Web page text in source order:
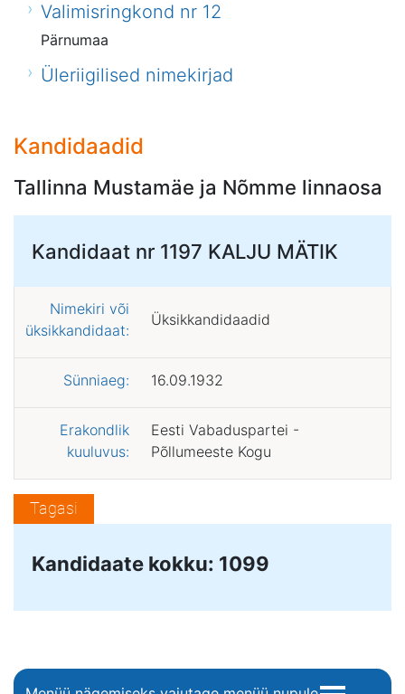
Valimisringkond nr 12
Pärnumaa
Üleriigilised nimekirjad
Kandidaadid
Tallinna Mustamäe ja Nõmme linnaosa
Kandidaat nr 1197 KALJU MÄTIK
Nimekiri või
üksikkandidaat:
Üksikkandidaadid
Sünniaeg: 16.09.1932
Erakondlik
kuuluvus:
Eesti Vabaduspartei -
Põllumeeste Kogu
Tagasi
Kandidaate kokku: 1099